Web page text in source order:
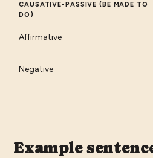
CAUSATIVE-PASSIVE (BE MADE TO
DO)
Affirmative
Negative
Example